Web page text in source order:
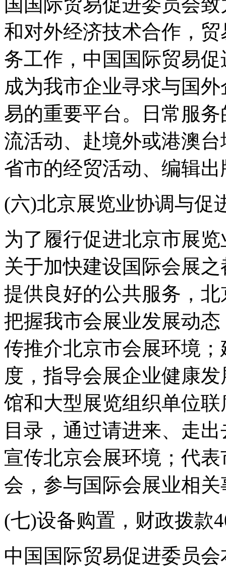
和对外经济技术合作，
务工作，中国国际贸易
成为我市企业寻求与国
易的重要平台。日常服
流活动、赴境外或港澳
省市的经贸活动、编辑
(六)北京展览业协调与促
为了履行促进北京市展
关于加快建设国际会展
提供良好的公共服务，
把握我市会展业发展动
传推介北京市会展环境
度，指导会展企业健康
馆和大型展览组织单位
目录，通过请进来、走
宣传北京会展环境；代
会，参与国际会展业相关
(七)设备购置，财政拨款
中国国际贸易促进委员